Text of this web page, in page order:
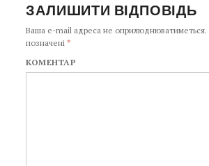
ЗАЛИШИТИ ВІДПОВІДЬ
Ваша e-mail адреса не оприлюднюватиметься.
позначені*
КОМЕНТАР